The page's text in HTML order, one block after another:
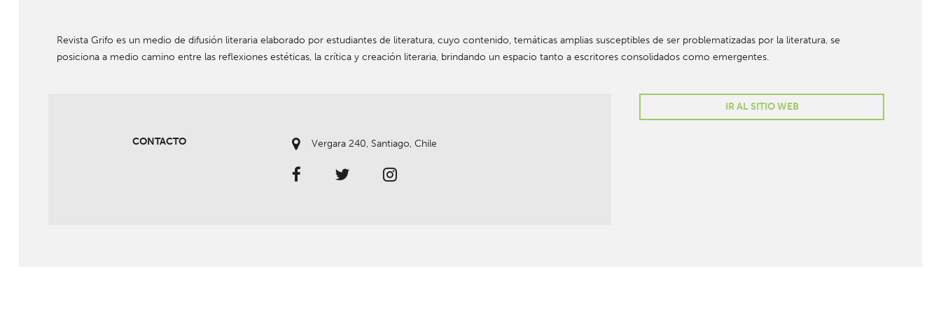
Revista Grifo es un medio de difusión literaria elaborado por estudiantes de literatura, cuyo contenido, temáticas amplias susceptibles de ser problematizadas por la literatura, se
posiciona a medio camino entre las reflexiones estéticas, la crítica y creación literaria, brindando un espacio tanto a escritores consolidados como emergentes.
CONTACTO Vergara 240, Santiago, Chile
IR AL SITIO WEB